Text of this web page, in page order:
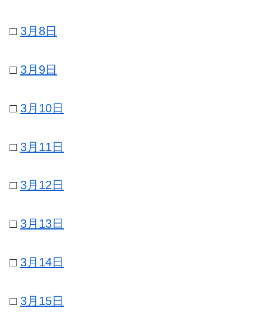
□ 3月8日
□ 3月9日
□ 3月10日
□ 3月11日
□ 3月12日
□ 3月13日
□ 3月14日
□ 3月15日